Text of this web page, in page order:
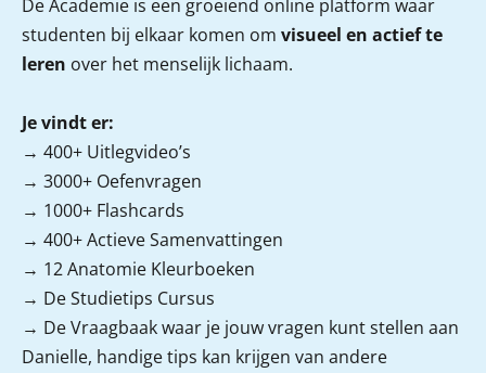
De Academie is een groeiend online platform waar
studenten bij elkaar komen om visueel en actief te
leren over het menselijk lichaam.
Je vindt er:
→ 400+ Uitlegvideo’s
→ 3000+ Oefenvragen
→ 1000+ Flashcards
→ 400+ Actieve Samenvattingen
→ 12 Anatomie Kleurboeken
→ De Studietips Cursus
→ De Vraagbaak waar je jouw vragen kunt stellen aan
Danielle, handige tips kan krijgen van andere